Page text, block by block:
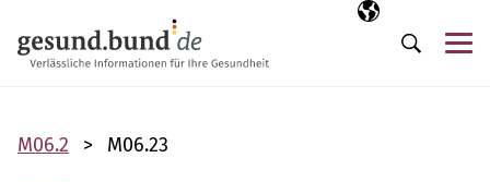
Выбранный
RU
Поиск
M06.2 M06.23